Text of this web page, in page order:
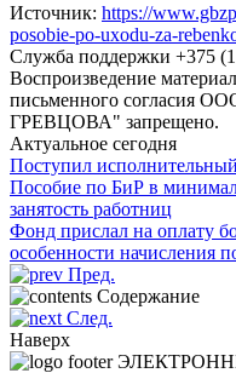
Источник: https://
posobie-po-uxodu-za-
Служба поддержки +375
Воспроизведение
письменного согласия
ГРЕВЦОВА" запрещено.
Актуальное сегодня
Поступил
Пособие по БиР в
занятость работниц
Фонд прислал на оплату
особенности начисления
Пред.
Содержание
След.
Наверх